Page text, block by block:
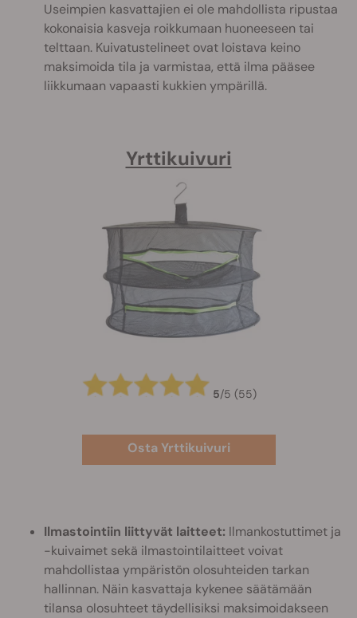
Useimpien kasvattajien ei ole mahdollista ripustaa
kokonaisia kasveja roikkumaan huoneeseen tai
telttaan. Kuivatustelineet ovat loistava keino
maksimoida tila ja varmistaa, että ilma pääsee
liikkumaan vapaasti kukkien ympärillä.
Yrttikuivuri
5/5 (55)
Osta Yrttikuivuri
Ilmastointiin liittyvät laitteet: Ilmankostuttimet ja
-kuivaimet sekä ilmastointilaitteet voivat
mahdollistaa ympäristön olosuhteiden tarkan
hallinnan. Näin kasvattaja kykenee säätämään
tilansa olosuhteet täydellisiksi maksimoidakseen